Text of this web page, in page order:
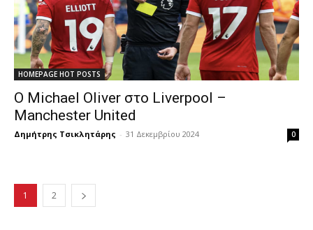
HOMEPAGE HOT POSTS
Ο Michael Oliver στο Liverpool –
Manchester United
Δημήτρης Τσικλητάρης - 31 Δεκεμβρίου 2024 0
1 2